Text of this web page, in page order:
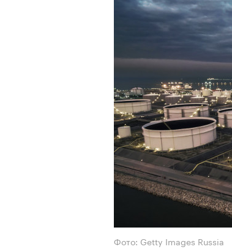
Фото: Getty Images Russia